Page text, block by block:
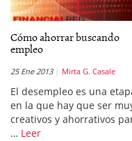
Cómo ahorrar buscando
empleo
25 Ene 2013 Mirta G. Casale
El desempleo es una
en la que hay que ser
creativos y ahorrativos
… Leer